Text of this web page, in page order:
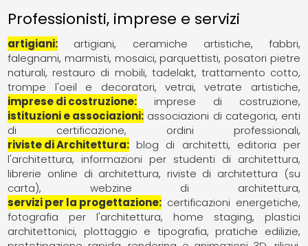
Professionisti, imprese e servizi
artigiani artigiani ceramiche artistiche
fabbri
falegnami marmisti mosaici parquettisti posatori pietre
naturali restauro di mobili tadelakt trattamento cotto
trompe l'oeil e decoratori
vetrai
vetrate artistiche
imprese di costruzione
imprese di costruzione
istituzioni e associazioni associazioni di categoria enti
di certificazione
ordini professionali
riviste di Architettura
blog di architetti
editoria per
l'architettura
informazioni per studenti di architettura
librerie online di architettura riviste di architettura (su
carta)
webzine di architettura
servizi per la progettazione
certificazioni energetiche
fotografia per l'architettura
home staging
plastici
architettonici
plottaggio e tipografia
pratiche edilizie